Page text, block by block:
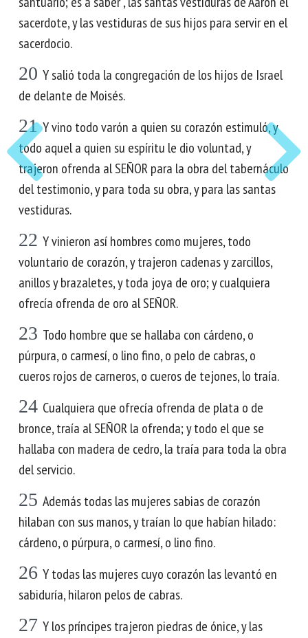
sacerdote, y las vestiduras de sus hijos para servir en el
sacerdocio.
20 Y salió toda la congregación de los hijos de Israel
de delante de Moisés.
21 Y vino todo varón a quien su corazón estimuló, y
todo aquel a quien su espíritu le dio voluntad, y
trajeron ofrenda al SEÑOR para la obra del tabernáculo
del testimonio, y para toda su obra, y para las santas
vestiduras.
22 Y vinieron así hombres como mujeres, todo
voluntario de corazón, y trajeron cadenas y zarcillos,
anillos y brazaletes, y toda joya de oro; y cualquiera
ofrecía ofrenda de oro al SEÑOR.
23 Todo hombre que se hallaba con cárdeno, o
púrpura, o carmesí, o lino fino, o pelo de cabras, o
cueros rojos de carneros, o cueros de tejones, lo traía.
24 Cualquiera que ofrecía ofrenda de plata o de
bronce, traía al SEÑOR la ofrenda; y todo el que se
hallaba con madera de cedro, la traía para toda la obra
del servicio.
25 Además todas las mujeres sabias de corazón
hilaban con sus manos, y traían lo que habían hilado:
cárdeno, o púrpura, o carmesí, o lino fino.
26 Y todas las mujeres cuyo corazón las levantó en
sabiduría, hilaron pelos de cabras.
27 Y los príncipes trajeron piedras de ónice, y las